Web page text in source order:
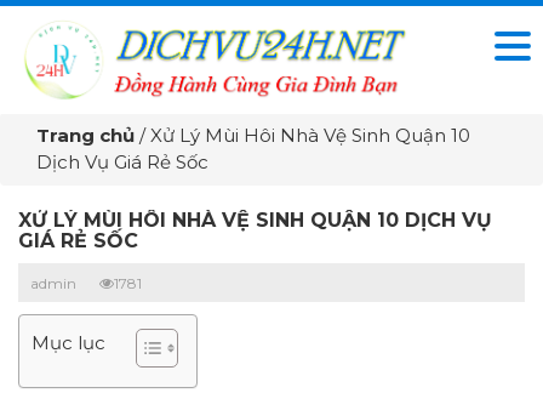
Trang chủ /Xử Lý Mùi Hôi Nhà Vệ Sinh Quận 10
Dịch Vụ Giá Rẻ Sốc
XỬ LÝ MÙI HÔI NHÀ VỆ SINH QUẬN 10 DỊCH VỤ
GIÁ RẺ SỐC
admin 1781
Mục lục